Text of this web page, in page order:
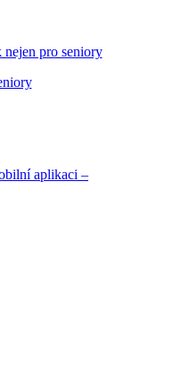
nejen pro seniory
aplikaci –